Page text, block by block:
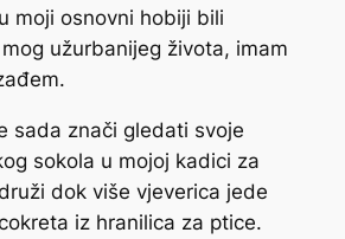
moji osnovni hobiji bili
užurbanijeg života, imam
sada znači gledati svoje
sokola u mojoj kadici za
dok više vjeverica jede
iz hranilica za ptice.